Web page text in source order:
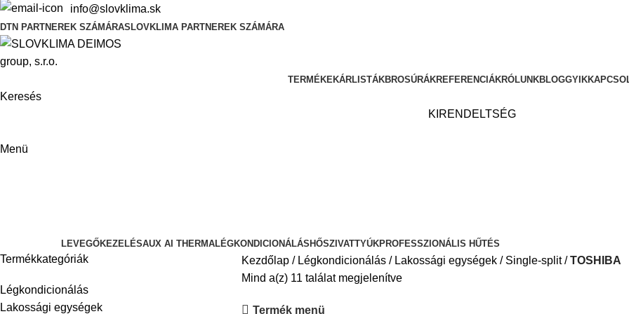
info@slovklima.sk
DTN PARTNEREK SZÁMÁRASLOVKLIMA PARTNEREK SZÁMÁRA
TERMÉKEKÁRLISTÁKBROSÚRÁKREFERENCIÁKRÓLUNKBLOGGYIK
Keresés
KIRENDELTSÉG
Menü
LEVEGŐKEZELÉSAUX AI THERMALÉGKONDICIONÁLÁS HŐSZIVATTYÚKPROFESSZIONÁLIS HŰTÉS
Termékkategóriák
Légkondicionálás
Lakossági egységek
Kezdőlap Légkondicionálás Lakossági egységek Single-split
TOSHIBA
Mind a(z) 11 találat megjelenítve
Termék menü